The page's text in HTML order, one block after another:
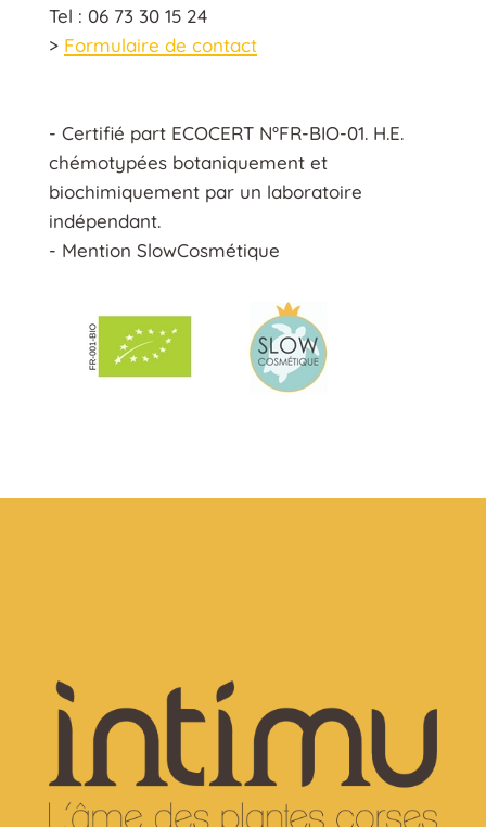
Tel : 06 73 30 15 24
> Formulaire de contact
- Certifié part ECOCERT N°FR-BIO-01. H.E.
chémotypées botaniquement et
biochimiquement par un laboratoire
indépendant.
- Mention SlowCosmétique